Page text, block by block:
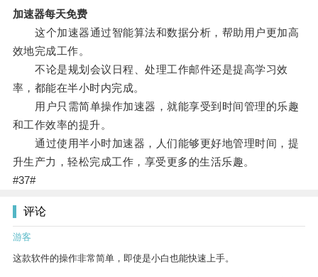
加速器每天免费
这个加速器通过智能算法和数据分析，帮助用户更加高
效地完成工作。
不论是规划会议日程、处理工作邮件还是提高学习效
率，都能在半小时内完成。
用户只需简单操作加速器，就能享受到时间管理的乐趣
和工作效率的提升。
通过使用半小时加速器，人们能够更好地管理时间，提
升生产力，轻松完成工作，享受更多的生活乐趣。
#37#
评论
游客
这款软件的操作非常简单，即使是小白也能快速上手。